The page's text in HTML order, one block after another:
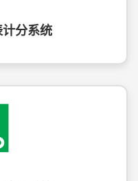
分系统